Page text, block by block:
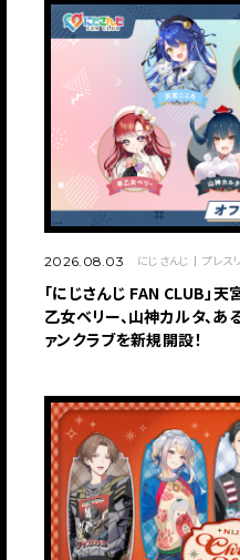
2026.08.03 にじさんじ プレス
「にじさんじ FAN CLUB」天
乙女ベリー、山神カルタ、あ
ァンクラブを新規開設！